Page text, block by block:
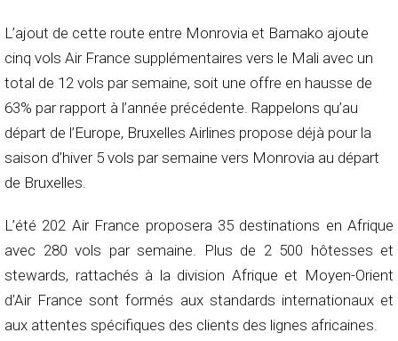
L’ajout de cette route entre Monrovia et Bamako ajoute
cinq vols Air France supplémentaires vers le Mali avec un
total de 12 vols par semaine, soit une offre en hausse de
63% par rapport à l’année précédente. Rappelons qu’au
départ de l’Europe, Bruxelles Airlines propose déjà pour la
saison d’hiver 5 vols par semaine vers Monrovia au départ
de Bruxelles.
L’été 202 Air France proposera 35 destinations en Afrique
avec 280 vols par semaine. Plus de 2 500 hôtesses et
stewards, rattachés à la division Afrique et Moyen-Orient
d’Air France sont formés aux standards internationaux et
aux attentes spécifiques des clients des lignes africaines.